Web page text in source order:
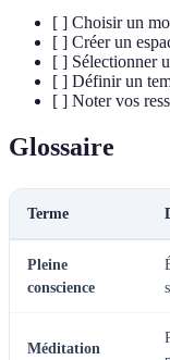
[ ] Choisir un
[ ] Créer un
[ ] Sélectionner
[ ] Définir un
[ ] Noter vos
Glossaire
Terme
Pleine
conscience
Méditation